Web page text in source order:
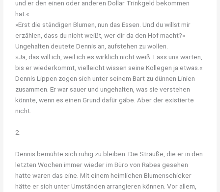
und er den einen oder anderen Dollar Trinkgeld bekommen
hat.«
»Erst die ständigen Blumen, nun das Essen. Und du willst mir
erzählen, dass du nicht weißt, wer dir da den Hof macht?«
Ungehalten deutete Dennis an, aufstehen zu wollen.
»Ja, das will ich, weil ich es wirklich nicht weiß. Lass uns warten,
bis er wiederkommt, vielleicht wissen seine Kollegen ja etwas.«
Dennis Lippen zogen sich unter seinem Bart zu dünnen Linien
zusammen. Er war sauer und ungehalten, was sie verstehen
könnte, wenn es einen Grund dafür gäbe. Aber der existierte
nicht.
2.
Dennis bemühte sich ruhig zu bleiben. Die Sträuße, die er in den
letzten Wochen immer wieder im Büro von Rabea gesehen
hatte waren das eine. Mit einem heimlichen Blumenschicker
hätte er sich unter Umständen arrangieren können. Vor allem,